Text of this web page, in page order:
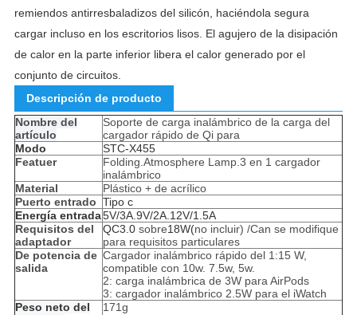
remiendos antirresbaladizos del silicón, haciéndola segura
cargar incluso en los escritorios lisos. El agujero de la disipación
de calor en la parte inferior libera el calor generado por el
conjunto de circuitos.
Descripción de producto
Nombre del
artículo
Soporte de carga inalámbrico de la carga del
cargador rápido de Qi para
Modo
STC-X455
Featuer
Folding.Atmosphere Lamp.3 en 1 cargador
inalámbrico
Material
Plástico + de acrílico
Puerto entrado Tipo c
Energía entrada5V/3A.9V/2A.12V/1.5A
Requisitos del
adaptador
QC3.0sobre18W(no incluir) /Can se modifique
para requisitos particulares
De potencia de
salida
Cargador inalámbrico rápido del 1:15 W,
compatible con 10w. 7.5w, 5w.
2: carga inalámbrica de 3W para AirPods
3: cargador inalámbrico 2.5W para el iWatch
Peso neto del
171g